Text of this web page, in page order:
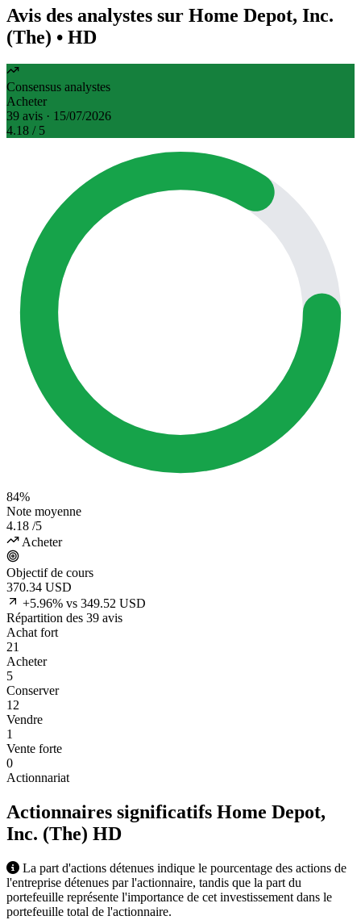
Avis des analystes sur Home Depot, Inc.
(The) • HD
Consensus analystes
Acheter
39 avis · 15/07/2026
4.18 / 5
84%
Note moyenne
4.18 /5
Acheter
Objectif de cours
370.34 USD
+5.96% vs 349.52 USD
Répartition des 39 avis
Achat fort
21
Acheter
5
Conserver
12
Vendre
1
Vente forte
0
Actionnariat
Actionnaires significatifs Home Depot,
Inc. (The) HD
La part d'actions détenues indique le pourcentage des actions de
l'entreprise détenues par l'actionnaire, tandis que la part du
portefeuille représente l'importance de cet investissement dans le
portefeuille total de l'actionnaire.